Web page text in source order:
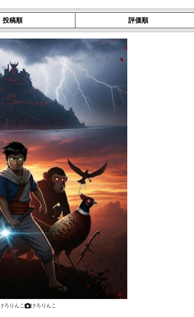
投稿順 評価順
ろりんこ けろりんこ